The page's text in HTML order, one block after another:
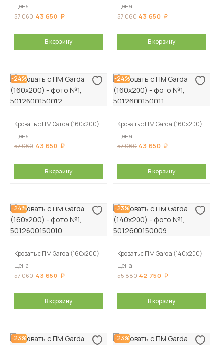
Цена
57 060 43 650
В корзину
Цена
57 060 43 650
В корзину
-24%
Кровать с ПМ Garda (160х200)
Цена
57 060 43 650
В корзину
-24%
Кровать с ПМ Garda (160х200)
Цена
57 060 43 650
В корзину
-24%
Кровать с ПМ Garda (160х200)
Цена
57 060 43 650
В корзину
-23%
Кровать с ПМ Garda (140х200)
Цена
55 880 42 750
В корзину
-23% -23%